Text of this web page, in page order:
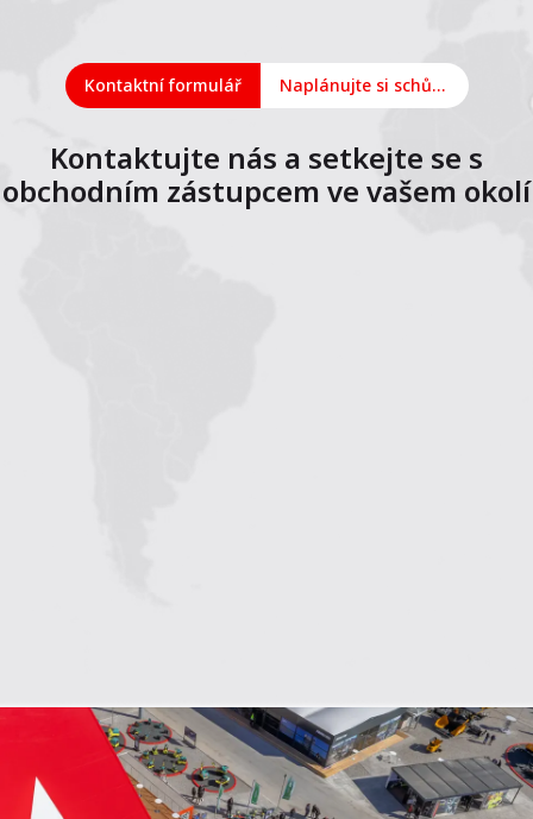
Kontaktní formulář Naplánujte si schůzku online
Kontaktujte nás a setkejte se s
obchodním zástupcem ve vašem okolí